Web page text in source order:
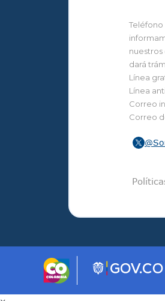
dará
Línea
Línea
Correo
Correo